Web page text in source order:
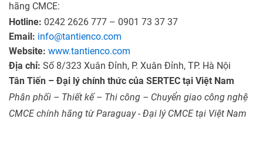
hãng CMCE:
Hotline: 0242 2626 777 – 0901 73 37 37
Email: info@tantienco.com
Website: www.tantienco.com
Địa chỉ: Số 8/323 Xuân Đỉnh, P. Xuân Đỉnh, TP. Hà Nội
Tân Tiến – Đại lý chính thức của SERTEC tại Việt Nam
Phân phối – Thiết kế – Thi công – Chuyển giao công nghệ
CMCE chính hãng từ Paraguay- Đại lý CMCE tại Việt Nam